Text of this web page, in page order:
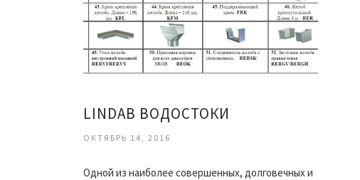
LINDAB ВОДОСТОКИ
ОКТЯБРЬ 14, 2016
Одной из наиболее совершенных, долговечных и